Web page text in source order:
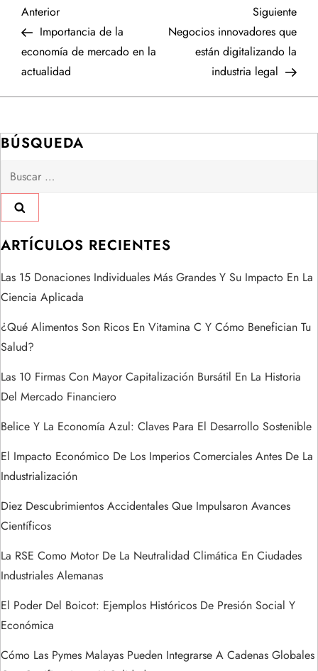
N
a
v
g
a
c
i
ó
n
d
e
e
n
t
r
a
d
a
s
Entrada
anterior
Anterior
Importancia de la
economía de mercado en la
actualidad
Siguiente
Negocios innovadores que
están digitalizando la
industria legal
BÚSQUEDA
Buscar:
ARTÍCULOS RECIENTES
Las 15 Donaciones Individuales Más Grandes Y Su Impacto En La
Ciencia Aplicada
¿Qué Alimentos Son Ricos En Vitamina C Y Cómo Benefician Tu
Salud?
Las 10 Firmas Con Mayor Capitalización Bursátil En La Historia
Del Mercado Financiero
Belice Y La Economía Azul: Claves Para El Desarrollo Sostenible
El Impacto Económico De Los Imperios Comerciales Antes De La
Industrialización
Diez Descubrimientos Accidentales Que Impulsaron Avances
Científicos
La RSE Como Motor De La Neutralidad Climática En Ciudades
Industriales Alemanas
El Poder Del Boicot: Ejemplos Históricos De Presión Social Y
Económica
Cómo Las Pymes Malayas Pueden Integrarse A Cadenas Globales